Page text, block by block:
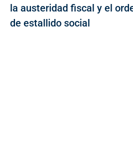
la austeridad fiscal y el
de estallido social